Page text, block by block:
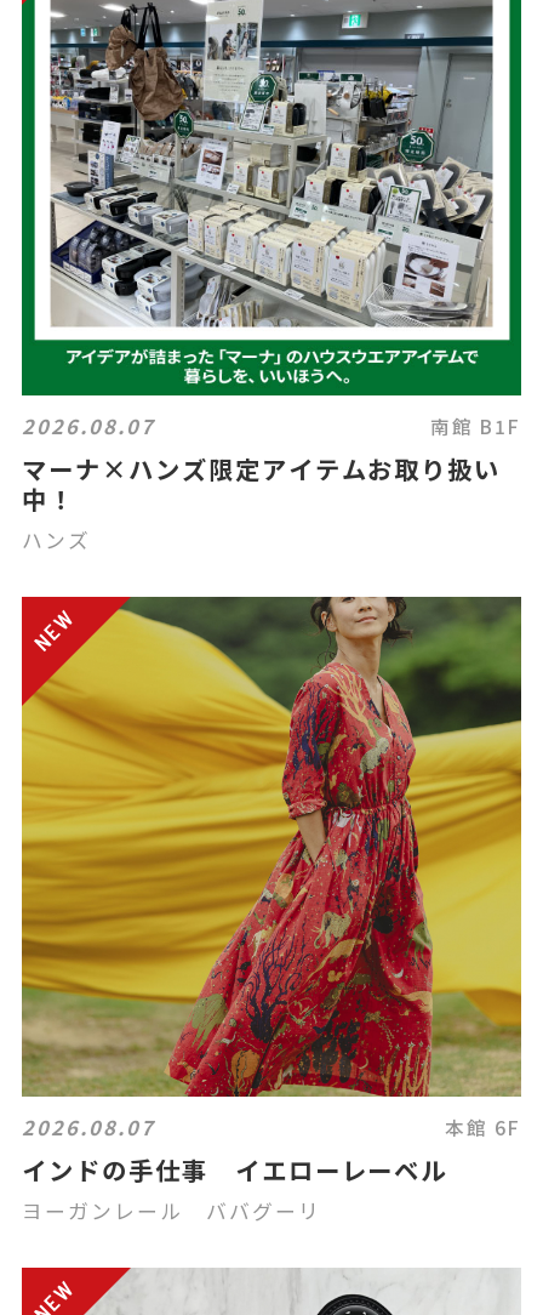
2026.08.07 南館 B1F
マーナ×ハンズ限定アイテムお取り扱い
中！
ハンズ
2026.08.07 本館 6F
インドの手仕事 イエローレーベル
ヨーガンレール ババグーリ